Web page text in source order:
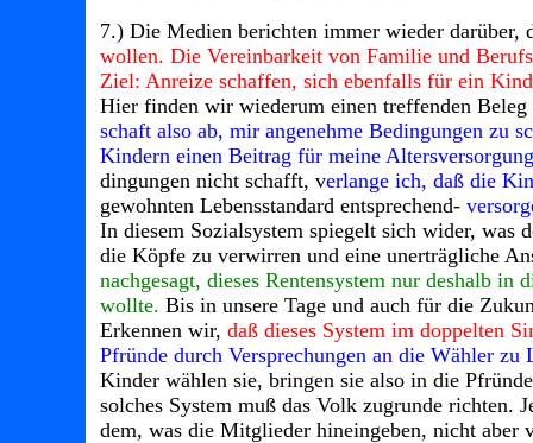
7.) Die Medien berichten immer wieder darüber,
wollen. Die Vereinbarkeit von Familie und
Ziel: Anreize schaffen, sich ebenfalls für ein
Hier finden wir wiederum einen treffenden
schaft also ab, mir angenehme Bedingungen zu
Kindern einen Beitrag für meine
dingungen nicht schafft, verlange ich, daß die
gewohnten Lebensstandard entsprechend-
In diesem Sozialsystem spiegelt sich wider, was
die Köpfe zu verwirren und eine unerträgliche
nachgesagt, dieses Rentensystem nur deshalb
wollte. Bis in unsere Tage und auch für die
Erkennen wir, daß dieses System im doppelten
Pfründe durch Versprechungen an die Wähler zu
Kinder wählen sie, bringen sie also in die
solches System muß das Volk zugrunde richten.
dem, was die Mitglieder hineingeben, nicht aber